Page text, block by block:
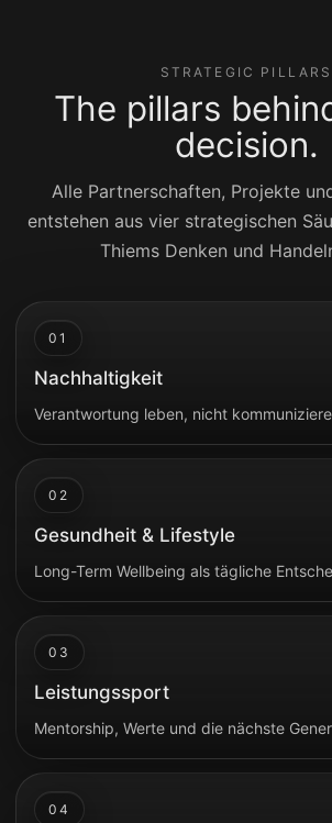
STRATEGIC PILLARS
The pillars
decision.
Alle Partnerschaften, Projekte
entstehen aus vier strategischen
Thiems Denken und
01
Nachhaltigkeit
Verantwortung leben, nicht
02
Gesundheit & Lifestyle
Long-Term Wellbeing als tägliche
03
Leistungssport
Mentorship, Werte und die nächste
04